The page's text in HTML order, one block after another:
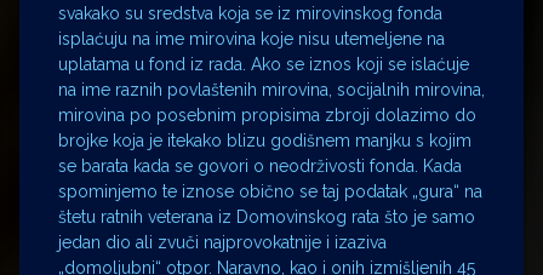
svakako su sredstva koja se iz mirovinskog fonda
isplaćuju na ime mirovina koje nisu utemeljene na
uplatama u fond iz rada. Ako se iznos koji se islaćuje
na ime raznih povlaštenih mirovina, socijalnih mirovina,
mirovina po posebnim propisima zbroji dolazimo do
brojke koja je itekako blizu godišnem manjku s kojim
se barata kada se govori o neodrživosti fonda. Kada
spominjemo te iznose obično se taj podatak „gura“ na
štetu ratnih veterana iz Domovinskog rata što je samo
jedan dio ali zvuči najprovokatnije i izaziva
„domoljubni“ otpor. Naravno, kao i onih izmišljenih 45